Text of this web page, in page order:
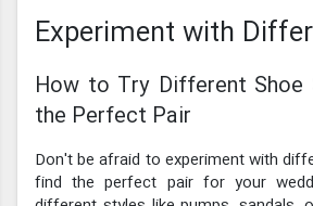
Experiment with
How to Try Different Shoe
the Perfect Pair
Don't be afraid to experiment with
find the perfect pair for your